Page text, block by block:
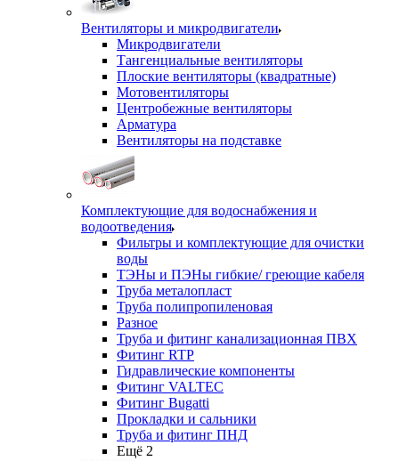
Вентиляторы и микродвигатели
Микродвигатели
Тангенциальные вентиляторы
Плоские вентиляторы (квадратные)
Мотовентиляторы
Центробежные вентиляторы
Арматура
Вентиляторы на подставке
Комплектующие для водоснабжения и
водоотведения
Фильтры и комплектующие для очистки
воды
ТЭНы и ПЭНы гибкие/ греющие кабеля
Труба металопласт
Труба полипропиленовая
Разное
Труба и фитинг канализационная ПВХ
Фитинг RTP
Гидравлические компоненты
Фитинг VALTEC
Фитинг Bugatti
Прокладки и сальники
Труба и фитинг ПНД
Ещё 2